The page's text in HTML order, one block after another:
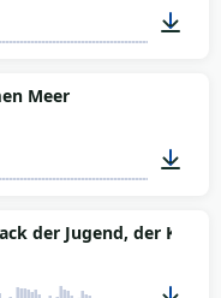
Meer
00:01
der Jugend, der